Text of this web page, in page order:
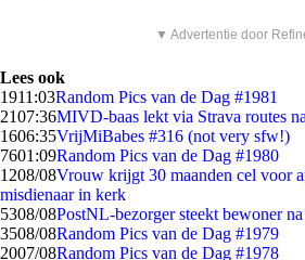
▼ Advertentie door
Lees ook
1911:03Random Pics van de Dag #1981
2107:36MIVD-baas lekt via Strava routes
1606:35VrijMiBabes #316 (not very sfw!)
7601:09Random Pics van de Dag #1980
1208/08Vrouw krijgt 30 maanden cel voor
misdienaar in kerk
5308/08PostNL-bezorger steekt bewoner
3508/08Random Pics van de Dag #1979
2007/08Random Pics van de Dag #1978